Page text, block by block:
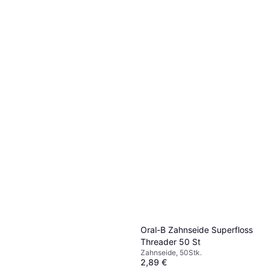
Oral-B Zahnseide Superfloss
Threader 50 St
Zahnseide, 50Stk.
2,89 €